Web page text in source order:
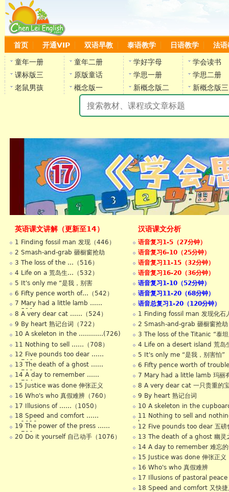
首页 开通VIP 双语早教 泰语教学 日语教学 法语
童年一册 童年二册 学好字母
学会读书
课标版三
原版童话 学思一册
学思二册
老鼠男孩
概念版一 新概念版二 新概念版三
英语课文讲解（更新至14）
1 Finding fossil man 发现（446）
2 Smash-and-grab 砸橱窗抢劫
（508）
3 The loss of the …（516）
4 Life on a 荒岛生…（532）
5 It's only me “是我，别害
怕”（510）
6 Fifty pence worth of…（542）
7 Mary had a little lamb ……
（520）
8 A very dear cat ……（524）
9 By heart 熟记台词（722）
10 A skeleton in the …………(726)
11 Nothing to sell ……（708）
12 Five pounds too dear ……
（746）
13 The death of a ghost ……
（738）
14 A day to remember ……
（724）
15 Justice was done 伸张正义
（722）
16 Who's who 真假难辨（760）
17 Illusions of ……（1050）
18 Speed and comfort ……
（1018）
19 The power of the press ……
（790）
20 Do it yourself 自己动手（1076）
汉语课文分析
语音复习1-5（27分钟）
语音复习6-10（25分钟）
语音复习11-15（32分钟）
语音复习16-20（36分钟）
语音复习1-10（52分钟）
语音复习11-20（68分钟）
语音总复习1-20（120分钟）
1 Finding fossil man 发现化石
2 Smash-and-grab 砸橱窗抢劫
3 The loss of the Titanic “泰坦
克”号
4 Life on a desert island 荒岛
5 It's only me “是我，别害怕”
6 Fifty pence worth of
便士
7 Mary had a little lamb 玛丽
羊羔
8 A very dear cat 一只贵重的
9 By heart 熟记台词
10 A skeleton in the
丑”
11 Nothing to sell and
buy
12 Five pounds too dear 五磅
贵
13 The death of a ghost 幽灵
14 A day to remember 难忘的
15 Justice was done 伸张正义
16 Who's who 真假难辨
17 Illusions of pastoral peace
田园
18 Speed and comfort 又快捷